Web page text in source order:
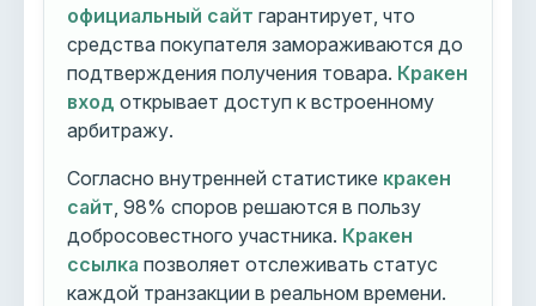
официальный сайт гарантирует, что
средства покупателя замораживаются до
подтверждения получения товара. Кракен
вход открывает доступ к встроенному
арбитражу.
Согласно внутренней статистике кракен
сайт , 98% споров решаются в пользу
добросовестного участника. Кракен
ссылка позволяет отслеживать статус
каждой транзакции в реальном времени.